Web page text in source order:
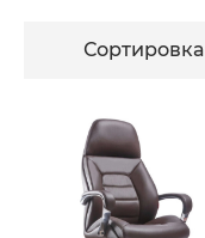
Сортировка